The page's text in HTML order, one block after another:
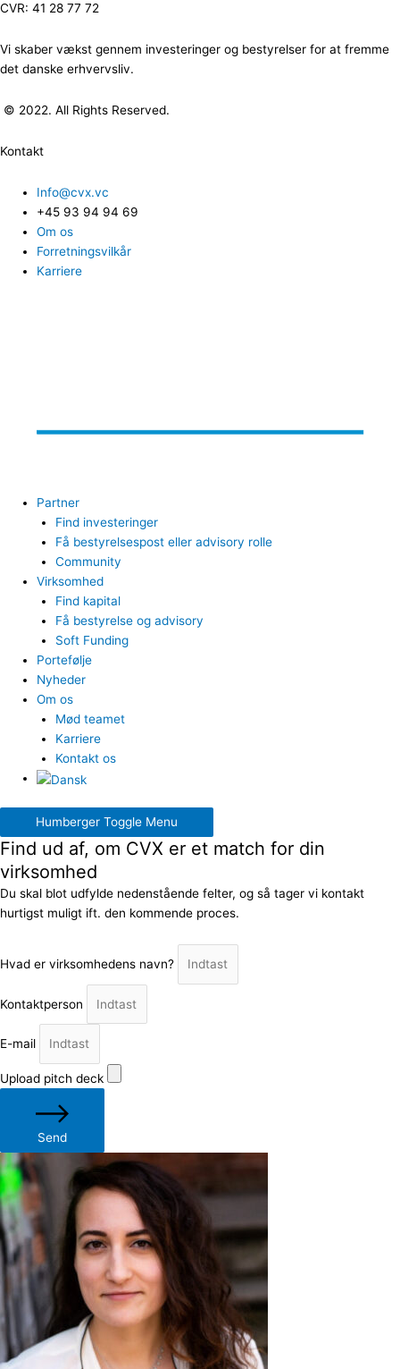
CVR: 41 28 77 72
Vi skaber vækst gennem investeringer og bestyrelser for at fremme
det danske erhvervsliv.
© 2022. All Rights Reserved.
Kontakt
Info@cvx.vc
+45 93 94 94 69
Om os
Forretningsvilkår
Karriere
Partner
Find investeringer
Få bestyrelsespost eller advisory rolle
Community
Virksomhed
Find kapital
Få bestyrelse og advisory
Soft Funding
Portefølje
Nyheder
Om os
Mød teamet
Karriere
Kontakt os
Humberger Toggle Menu
Find ud af, om CVX er et match for din
virksomhed
Du skal blot udfylde nedenstående felter, og så tager vi kontakt
hurtigst muligt ift. den kommende proces.
Hvad er virksomhedens navn?
Kontaktperson
E-mail
Upload pitch deck
Send